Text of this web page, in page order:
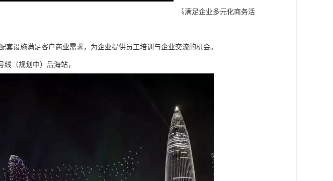
，的会议系统可满足企业多种会议需求，搭载OE服务体系满足企业多元化商务活
设施满足客户商业需求，为企业提供员工培训与企业交流的机会。
（规划中）后海站，